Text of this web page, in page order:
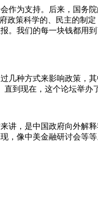
为支持。后来，国务
策科学的、民主的制
我们的每一块钱都用
种方式来影响政策，
到现在，这个论坛举办
，是中国政府向外解
像中美金融研讨会等